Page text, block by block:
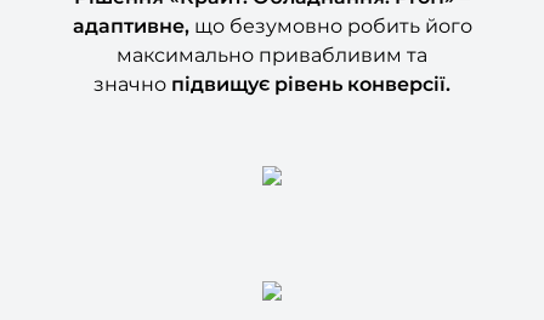
максимально привабливим та
підвищує рівень конверсії.
Під час розробки дизайну враховувалася товарна